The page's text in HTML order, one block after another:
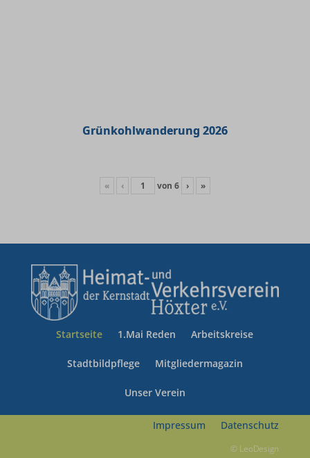
Grünkohlwanderung 2026
« ‹ von 6 › »
Startseite 1.Mai Reden Arbeitskreise
Stadtbildpflege Mitgliedermagazin
Unser Verein
Impressum Datenschutz
© LeoDesign